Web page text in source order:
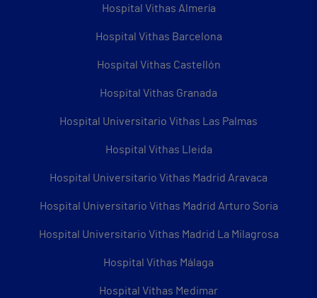
Hospital Vithas Almería
Hospital Vithas Barcelona
Hospital Vithas Castellón
Hospital Vithas Granada
Hospital Universitario Vithas Las Palmas
Hospital Vithas Lleida
Hospital Universitario Vithas Madrid Aravaca
Hospital Universitario Vithas Madrid Arturo Soria
Hospital Universitario Vithas Madrid La Milagrosa
Hospital Vithas Málaga
Hospital Vithas Medimar